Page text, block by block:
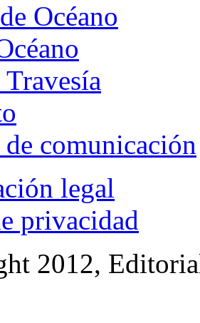
Océano
comunicación
legal
privacidad
2012,